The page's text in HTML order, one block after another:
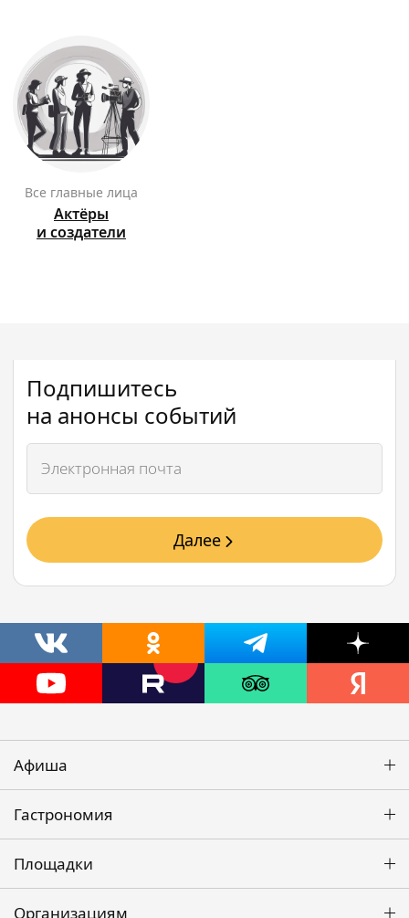
Все главные лица
Актёры
и создатели
Подпишитесь
на анонсы событий
Далее
Афиша
Гастрономия
Площадки
Организациям